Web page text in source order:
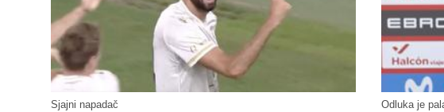
Sjajni napadač Odluka je